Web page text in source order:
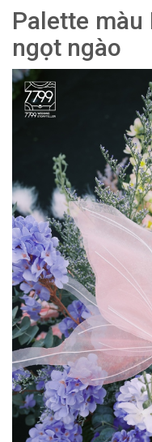
Palette màu
ngọt ngào